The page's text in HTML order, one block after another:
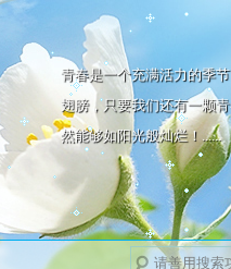
青春是一个充满活力的季
翅膀，只要我们还有一颗
然能够如阳光般灿烂！......